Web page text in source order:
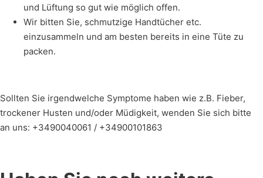
und Lüftung so gut wie möglich offen.
Wir bitten Sie, schmutzige Handtücher etc.
einzusammeln und am besten bereits in eine Tüte zu
packen.
Sollten Sie irgendwelche Symptome haben wie z.B. Fieber,
trockener Husten und/oder Müdigkeit, wenden Sie sich bitte
an uns: +3490040061 / +34900101863